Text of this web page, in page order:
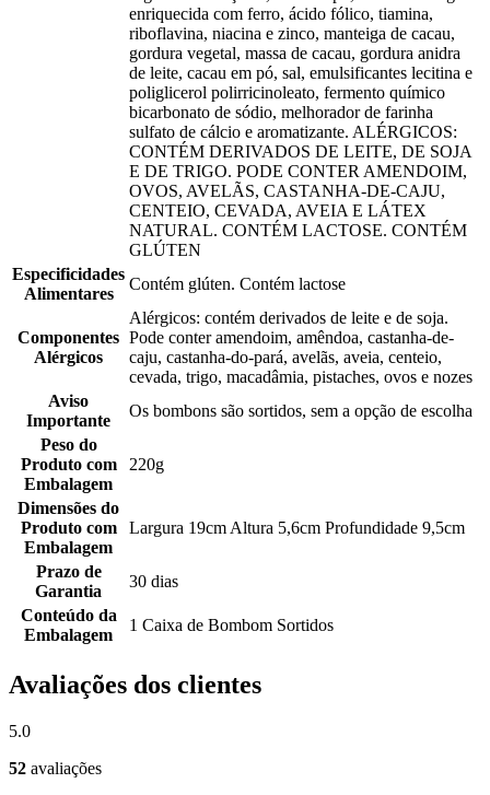
enriquecida com ferro, ácido fólico, tiamina,
riboflavina, niacina e zinco, manteiga de cacau,
gordura vegetal, massa de cacau, gordura anidra
de leite, cacau em pó, sal, emulsificantes lecitina e
poliglicerol polirricinoleato, fermento químico
bicarbonato de sódio, melhorador de farinha
sulfato de cálcio e aromatizante. ALÉRGICOS:
CONTÉM DERIVADOS DE LEITE, DE SOJA
E DE TRIGO. PODE CONTER AMENDOIM,
OVOS, AVELÃS, CASTANHA-DE-CAJU,
CENTEIO, CEVADA, AVEIA E LÁTEX
NATURAL. CONTÉM LACTOSE. CONTÉM
GLÚTEN
Especificidades
Alimentares
Contém glúten. Contém lactose
Componentes
Alérgicos
Alérgicos: contém derivados de leite e de soja.
Pode conter amendoim, amêndoa, castanha-de-
caju, castanha-do-pará, avelãs, aveia, centeio,
cevada, trigo, macadâmia, pistaches, ovos e nozes
Aviso
Importante
Os bombons são sortidos, sem a opção de escolha
Peso do
Produto com
Embalagem
220g
Dimensões do
Produto com
Embalagem
Largura 19cm Altura 5,6cm Profundidade 9,5cm
Prazo de
Garantia
30 dias
Conteúdo da
Embalagem
1 Caixa de Bombom Sortidos
Avaliações dos clientes
5.0
52 avaliações